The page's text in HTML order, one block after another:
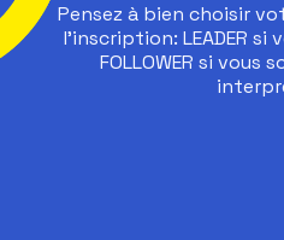
Pensez à bien choisir
l'inscription: LEADER si
FOLLOWER si vous